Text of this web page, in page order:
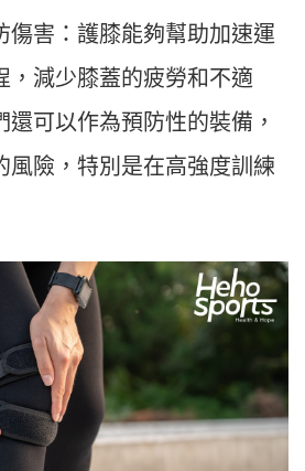
傷害：護膝能夠幫助加速運
，減少膝蓋的疲勞和不適
還可以作為預防性的裝備，
風險，特別是在高強度訓練